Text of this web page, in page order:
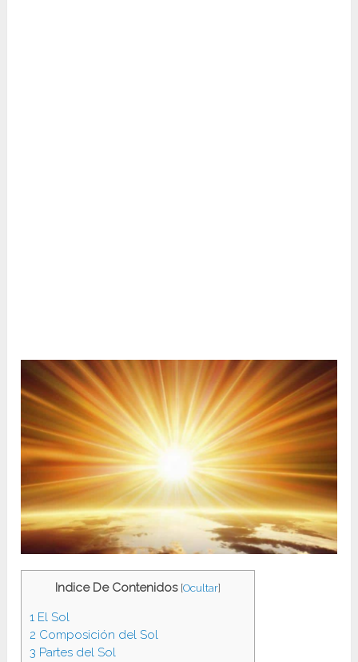
Indice De Contenidos [Ocultar]
1 El Sol
2 Composición del Sol
3 Partes del Sol